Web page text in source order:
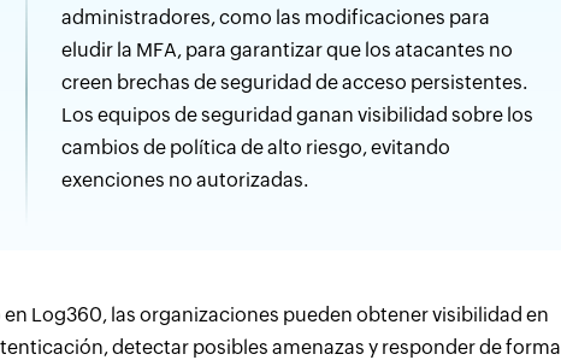
administradores, como las modificaciones para
eludir la MFA, para garantizar que los atacantes no
creen brechas de seguridad de acceso persistentes.
Los equipos de seguridad ganan visibilidad sobre los
cambios de política de alto riesgo, evitando
exenciones no autorizadas.
Log360, las organizaciones pueden obtener visibilidad en
detectar posibles amenazas y responder de forma